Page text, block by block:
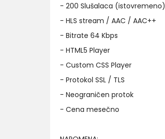
- 200 Slušalaca (istovremeno)
- HLS stream / AAC / AAC++
- Bitrate 64 Kbps
- HTML5 Player
- Custom CSS Player
- Protokol SSL / TLS
- Neograničen protok
- Cena mesečno